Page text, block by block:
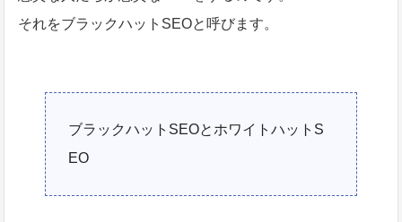
それをブラックハットSEOと呼びます。
ブラックハットSEOとホワイトハットS
EO